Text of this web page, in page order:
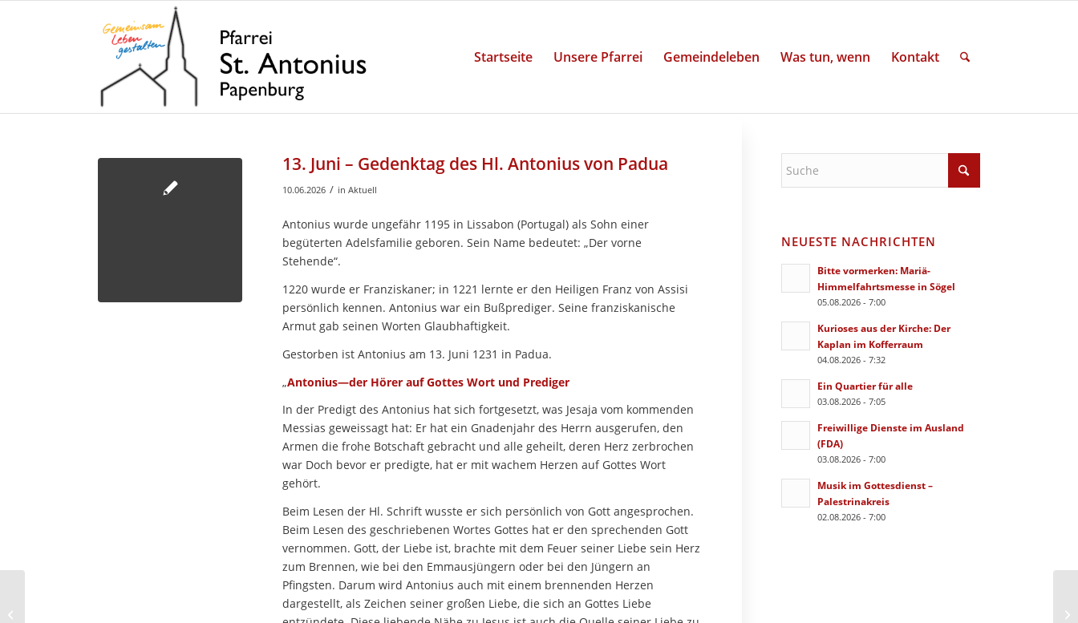
Startseite Unsere Pfarrei Gemeindeleben Was tun, wenn Kontakt
13. Juni – Gedenktag des Hl. Antonius von Padua
10.06.2026 / in Aktuell
Antonius wurde ungefähr 1195 in Lissabon (Portugal) als Sohn einer
begüterten Adelsfamilie geboren. Sein Name bedeutet: „Der vorne
Stehende“.
1220 wurde er Franziskaner; in 1221 lernte er den Heiligen Franz von Assisi
persönlich kennen. Antonius war ein Bußprediger. Seine franziskanische
Armut gab seinen Worten Glaubhaftigkeit.
Gestorben ist Antonius am 13. Juni 1231 in Padua.
„Antonius—der Hörer auf Gottes Wort und Prediger
In der Predigt des Antonius hat sich fortgesetzt, was Jesaja vom kommenden
Messias geweissagt hat: Er hat ein Gnadenjahr des Herrn ausgerufen, den
Armen die frohe Botschaft gebracht und alle geheilt, deren Herz zerbrochen
war Doch bevor er predigte, hat er mit wachem Herzen auf Gottes Wort
gehört.
Beim Lesen der Hl. Schrift wusste er sich persönlich von Gott angesprochen.
Beim Lesen des geschriebenen Wortes Gottes hat er den sprechenden Gott
vernommen. Gott, der Liebe ist, brachte mit dem Feuer seiner Liebe sein Herz
zum Brennen, wie bei den Emmausjüngern oder bei den Jüngern an
Pfingsten. Darum wird Antonius auch mit einem brennenden Herzen
dargestellt, als Zeichen seiner großen Liebe, die sich an Gottes Liebe
NEUESTE NACHRICHTEN
Bitte vormerken: Mariä-
Himmelfahrtsmesse in Sögel
05.08.2026 - 7:00
Kurioses aus der Kirche: Der
Kaplan im Kofferraum
04.08.2026 - 7:32
Ein Quartier für alle
03.08.2026 - 7:05
Freiwillige Dienste im Ausland
(FDA)
03.08.2026 - 7:00
Musik im Gottesdienst –
Palestrinakreis
02.08.2026 - 7:00